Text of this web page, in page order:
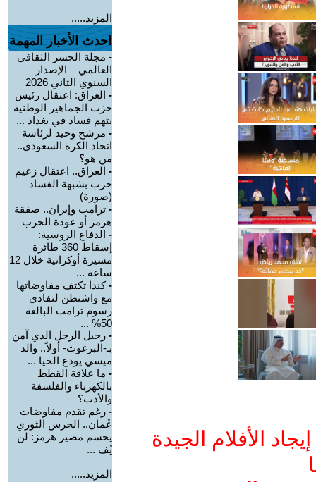
الأفلام الجيدة
المزيد.....
احدث الأخبار المهمة
- مجلة الجسر الثقافي
العالمي _ الإصدار
السنوي الثاني 2026
- العراق: اعتقال رئيس
حزب الجماهير الوطنية
بتهم فساد في بغداد ...
- مرشح وحيد لرئاسة
اتحاد الكرة السعودي..
من هو؟
- العراق.. اعتقال زعيم
حزب بشبهة الفساد
(صورة)
- ترامب وإيران.. صفقة
هرمز أو عودة الحرب
- الدفاع الروسية:
إسقاط 360 طائرة
مسيرة أوكرانية خلال 12
ساعة ...
-كندا تكثف مفاوضاتها
مع واشنطن لتفادي
رسوم ترامب البالغة
50% ...
- رحيل الرجل الذي آمن
بـ-البرغوث- أولاً.. والد
ميسي يودع الحيا ...
- ما علاقة القطط
بالكهرباء والفلسفة
والأدب؟
- رغم تقدم مفاوضات
عُمان.. الحرس الثوري
يحسم مصير هرمز: لن
يُف ...
المزيد.....